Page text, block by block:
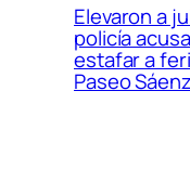
Elevaron a
policía
estafar a
Paseo